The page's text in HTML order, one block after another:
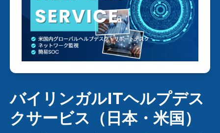
バイリンガルITヘルプデス
クサービス（日本・米国）